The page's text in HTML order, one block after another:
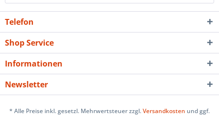
Telefon
Shop Service
Informationen
Newsletter
* Alle Preise inkl. gesetzl. Mehrwertsteuer zzgl.Versandkosten und ggf.